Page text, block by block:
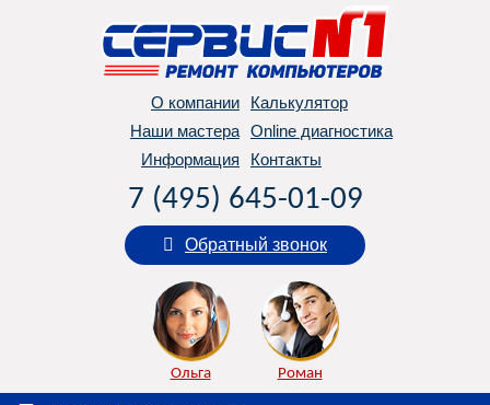
О компании
Калькулятор
Наши мастера Online диагностика
Информация
Контакты
7 (495) 645-01-09
Обратный звонок
Ольга Роман